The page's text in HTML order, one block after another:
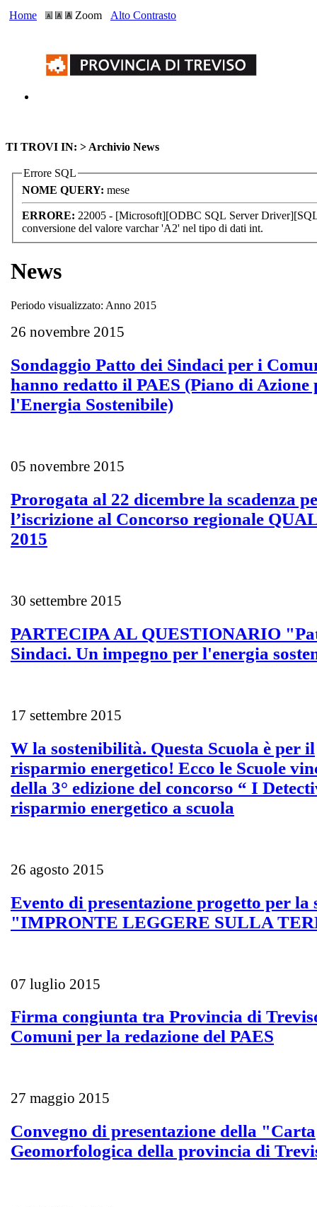
Home Zoom Alto Contrasto
TI TROVI IN: > Archivio News
Errore SQL
NOME QUERY: mese
ERRORE: 22005 - [Microsoft][ODBC SQL Server
conversione del valore varchar 'A2' nel tipo di dati int.
News
Periodo visualizzato: Anno 2015
26 novembre 2015
Sondaggio Patto dei Sindaci per i
hanno redatto il PAES (Piano di Azione
l'Energia Sostenibile)
05 novembre 2015
Prorogata al 22 dicembre la scadenza
l’iscrizione al Concorso regionale
2015
30 settembre 2015
PARTECIPA AL QUESTIONARIO
Sindaci. Un impegno per l'energia
17 settembre 2015
W la sostenibilità. Questa Scuola è per il
risparmio energetico! Ecco le Scuole
della 3° edizione del concorso “ I
risparmio energetico a scuola
26 agosto 2015
Evento di presentazione progetto per la
"IMPRONTE LEGGERE SULLA
07 luglio 2015
Firma congiunta tra Provincia di
Comuni per la redazione del PAES
27 maggio 2015
Convegno di presentazione della "Carta
Geomorfologica della provincia di